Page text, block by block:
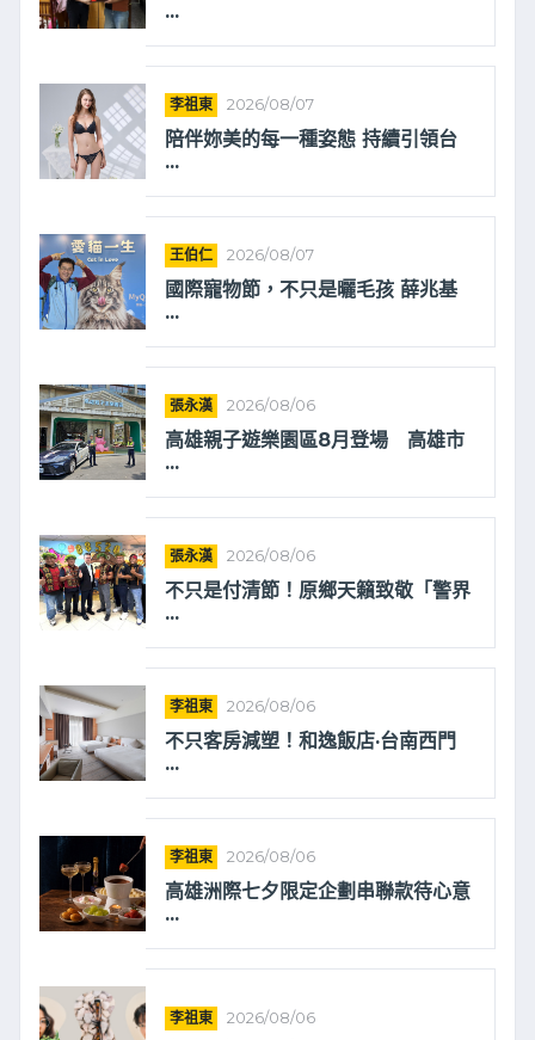
...
李祖東 2026/08/07
陪伴妳美的每一種姿態 持續引領台
...
王伯仁 2026/08/07
國際寵物節，不只是曬毛孩 薛兆基
...
張永漢 2026/08/06
高雄親子遊樂園區8月登場 高雄市
...
張永漢 2026/08/06
不只是付清節！原鄉天籟致敬「警界
...
李祖東 2026/08/06
不只客房減塑！和逸飯店·台南西門
...
李祖東 2026/08/06
高雄洲際七夕限定企劃串聯款待心意
...
李祖東 2026/08/06